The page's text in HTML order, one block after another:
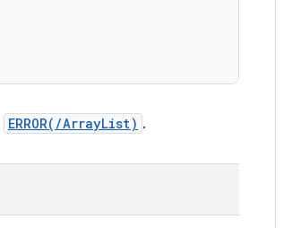
ERROR(/ArrayList) .